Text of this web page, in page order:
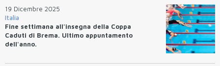
19 Dicembre 2025
Italia
Fine settimana all'insegna della Coppa
Caduti di Brema. Ultimo appuntamento
dell'anno.